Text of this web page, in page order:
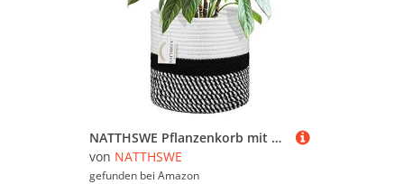
NATTHSWE Pflanzenkorb mit Liner, Geflochtene Blumentopf Übertopf Korb für 18cm Innenbereich Pflanzgefäße Baumwollseil Jute Pflanzenkorb Topf Dekoration faltbar Wäschekorb Haushalt Lagerung Korb
von NATTHSWE
gefunden bei Amazon